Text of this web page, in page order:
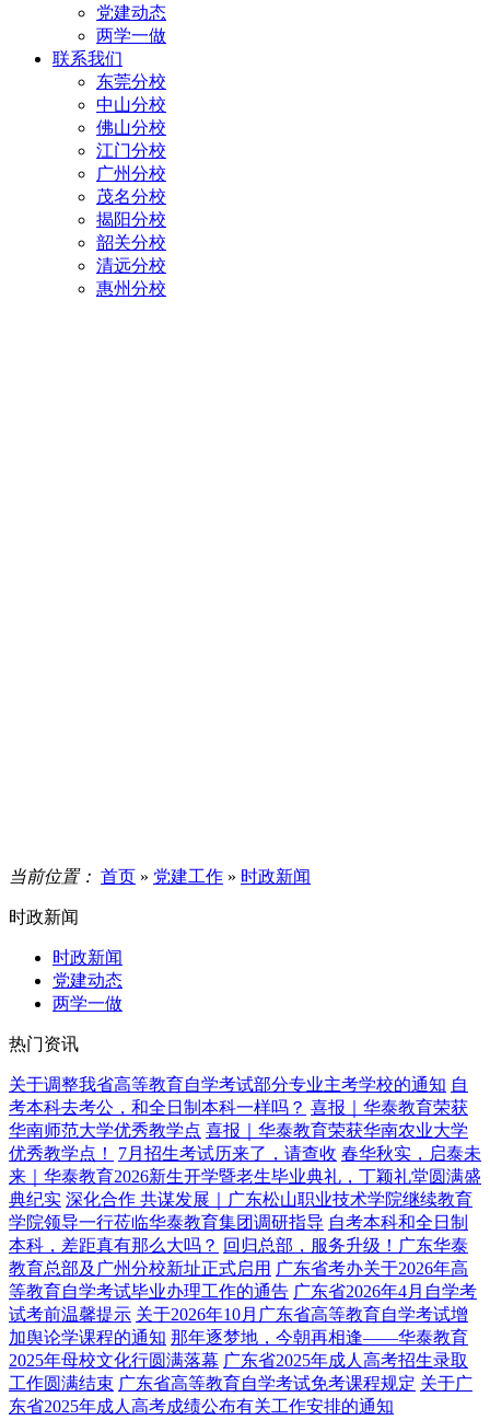
党建动态
两学一做
联系我们
东莞分校
中山分校
佛山分校
江门分校
广州分校
茂名分校
揭阳分校
韶关分校
清远分校
惠州分校
当前位置： 首页 » 党建工作 » 时政新闻
时政新闻
时政新闻
党建动态
两学一做
热门资讯
关于调整我省高等教育自学考试部分专业主考学校的通知 自
考本科去考公，和全日制本科一样吗？ 喜报｜华泰教育荣获
华南师范大学优秀教学点 喜报｜华泰教育荣获华南农业大学
优秀教学点！
7月招生考试历来了，请查收 春华秋实，启泰未
来｜华泰教育2026新生开学暨老生毕业典礼，丁颖礼堂圆满盛
典纪实 深化合作 共谋发展｜广东松山职业技术学院继续教育
学院领导一行莅临华泰教育集团调研指导 自考本科和全日制
本科，差距真有那么大吗？ 回归总部，服务升级！广东华泰
教育总部及广州分校新址正式启用 广东省考办关于2026年高
等教育自学考试毕业办理工作的通告 广东省2026年4月自学考
试考前温馨提示 关于2026年10月广东省高等教育自学考试增
加舆论学课程的通知 那年逐梦地，今朝再相逢——华泰教育
2025年母校文化行圆满落幕 广东省2025年成人高考招生录取
工作圆满结束 广东省高等教育自学考试免考课程规定 关于广
东省2025年成人高考成绩公布有关工作安排的通知